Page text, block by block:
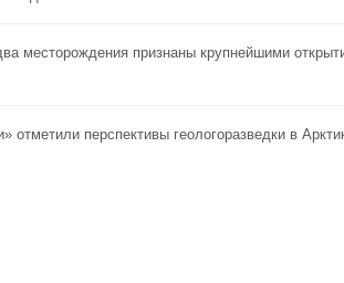
месторождения признаны крупнейшими
отметили перспективы геологоразведки в